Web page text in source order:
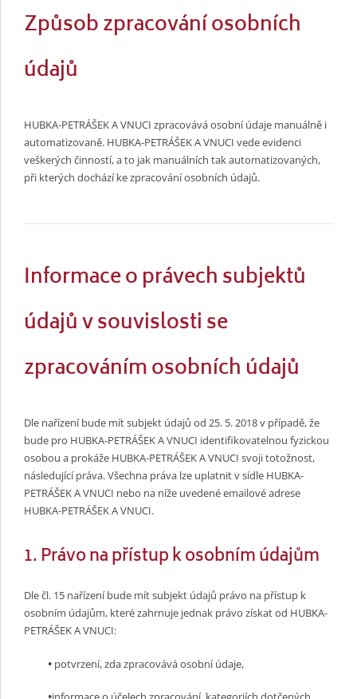
Způsob zpracování osobních
údajů
HUBKA-PETRÁŠEK A VNUCI zpracovává osobní údaje manuálně i
automatizovaně. HUBKA-PETRÁŠEK A VNUCI vede evidenci
veškerých činností, a to jak manuálních tak automatizovaných,
při kterých dochází ke zpracování osobních údajů.
Informace o právech subjektů
údajů v souvislosti se
zpracováním osobních údajů
Dle nařízení bude mít subjekt údajů od 25. 5. 2018 v případě, že
bude pro HUBKA-PETRÁŠEK A VNUCI identifikovatelnou fyzickou
osobou a prokáže HUBKA-PETRÁŠEK A VNUCI svoji totožnost,
následující práva. Všechna práva lze uplatnit v sídle HUBKA-
PETRÁŠEK A VNUCI nebo na níže uvedené emailové adrese
HUBKA-PETRÁŠEK A VNUCI.
1. Právo na přístup k osobním údajům
Dle čl. 15 nařízení bude mít subjekt údajů právo na přístup k
osobním údajům, které zahrnuje jednak právo získat od HUBKA-
PETRÁŠEK A VNUCI:
• potvrzení, zda zpracovává osobní údaje,